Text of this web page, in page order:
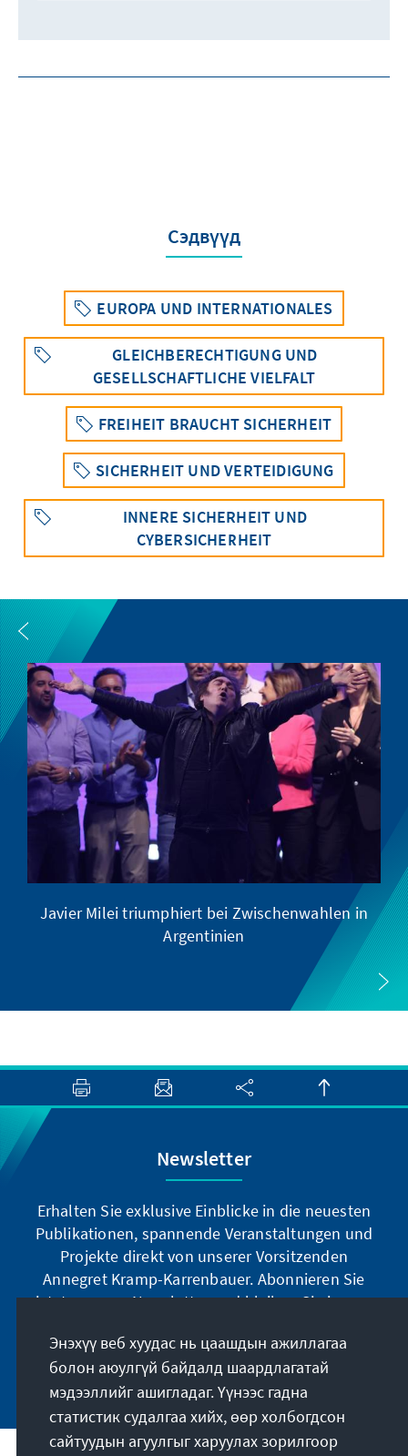
Сэдвүүд
EUROPA UND INTERNATIONALES
GLEICHBERECHTIGUNG UND
GESELLSCHAFTLICHE VIELFALT
FREIHEIT BRAUCHT SICHERHEIT
SICHERHEIT UND VERTEIDIGUNG
INNERE SICHERHEIT UND
CYBERSICHERHEIT
Javier Milei triumphiert bei Zwischenwahlen in
Argentinien
Newsletter
Erhalten Sie exklusive Einblicke in die neuesten
Publikationen, spannende Veranstaltungen und
Projekte direkt von unserer Vorsitzenden
Annegret Kramp-Karrenbauer. Abonnieren Sie
jetzt unseren Newsletter und bleiben Sie immer
Jetzt abonnieren
Энэхүү веб хуудас нь цаашдын ажиллагаа
болон аюулгүй байдалд шаардлагатай
мэдээллийг ашигладаг. Үүнээс гадна
статистик судалгаа хийх, өөр холбогдсон
сайтуудын агуулгыг харуулах зорилгоор